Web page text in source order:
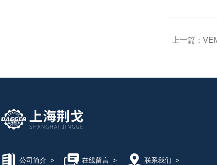
上一篇：
公司简介 > 在线留言> 联系我们 >